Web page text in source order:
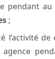
pendant au
;
l’activité
agence